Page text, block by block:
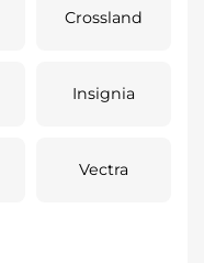
Crossland
Insignia
Vectra